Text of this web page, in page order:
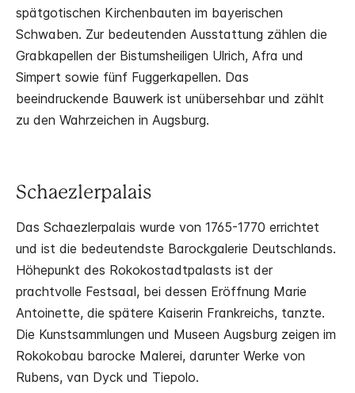
spätgotischen Kirchenbauten im bayerischen
Schwaben. Zur bedeutenden Ausstattung zählen die
Grabkapellen der Bistumsheiligen Ulrich, Afra und
Simpert sowie fünf Fuggerkapellen. Das
beeindruckende Bauwerk ist unübersehbar und zählt
zu den Wahrzeichen in Augsburg.
Schaezlerpalais
Das Schaezlerpalais wurde von 1765-1770 errichtet
und ist die bedeutendste Barockgalerie Deutschlands.
Höhepunkt des Rokokostadtpalasts ist der
prachtvolle Festsaal, bei dessen Eröffnung Marie
Antoinette, die spätere Kaiserin Frankreichs, tanzte.
Die Kunstsammlungen und Museen Augsburg zeigen im
Rokokobau barocke Malerei, darunter Werke von
Rubens, van Dyck und Tiepolo.